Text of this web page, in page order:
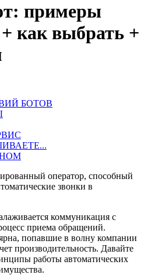
примеры
+ как выбрать +
БОТОВ
оператор, способный
звонки в
коммуникация с
приема обращений.
попавшие в волну компании
производительность. Давайте
работы автоматических